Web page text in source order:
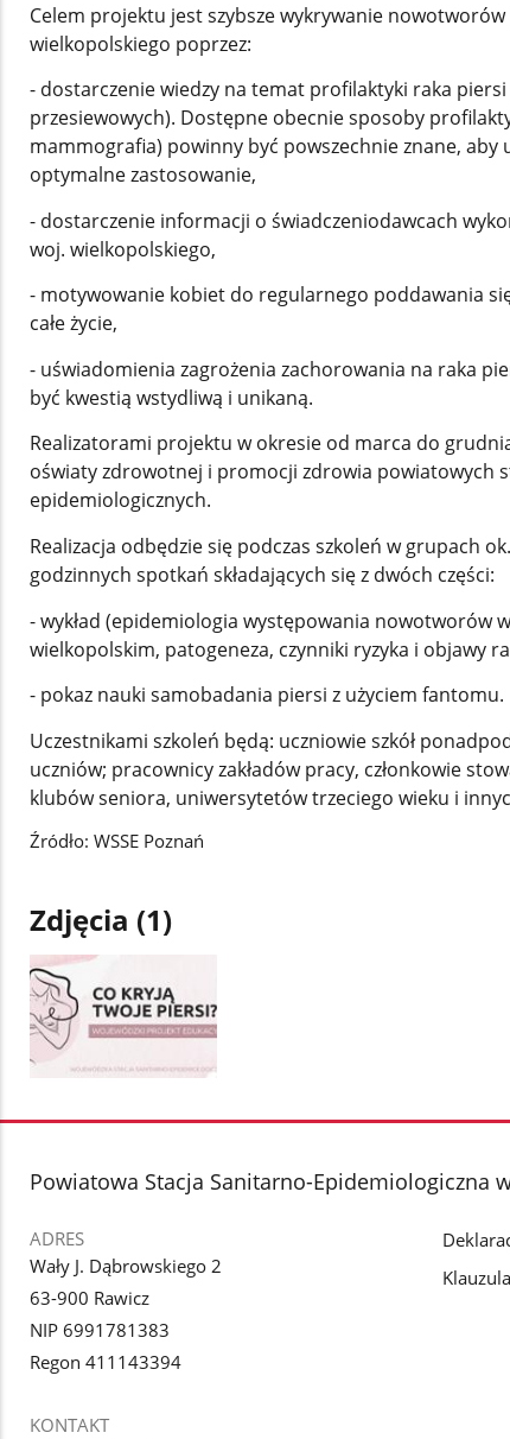
Celem projektu jest szybsze wykrywanie
wielkopolskiego poprzez:
- dostarczenie wiedzy na temat profilaktyki raka
przesiewowych). Dostępne obecnie sposoby
mammografia) powinny być powszechnie znane, aby
optymalne zastosowanie,
- dostarczenie informacji o świadczeniodawcach
woj. wielkopolskiego,
- motywowanie kobiet do regularnego poddawania
całe życie,
- uświadomienia zagrożenia zachorowania na raka
być kwestią wstydliwą i unikaną.
Realizatorami projektu w okresie od marca do
oświaty zdrowotnej i promocji zdrowia powiatowych
epidemiologicznych.
Realizacja odbędzie się podczas szkoleń w grupach
godzinnych spotkań składających się z dwóch części:
- wykład (epidemiologia występowania nowotworów
wielkopolskim, patogeneza, czynniki ryzyka i objawy
- pokaz nauki samobadania piersi z użyciem fantomu.
Uczestnikami szkoleń będą: uczniowie szkół
uczniów; pracownicy zakładów pracy, członkowie
klubów seniora, uniwersytetów trzeciego wieku i
Źródło: WSSE Poznań
Zdjęcia (1)
zdjęcie
galerii.
stopka
Powiatowa Stacja Sanitarno-Epidemiologiczna
ADRES
Wały J. Dąbrowskiego 2
63-900 Rawicz
NIP 6991781383
Regon 411143394
KONTAKT